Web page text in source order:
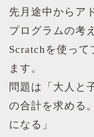
先月途中からア
プログラムの考
Scratchを使っ
ます。
問題は「大人と
の合計を求める
になる」